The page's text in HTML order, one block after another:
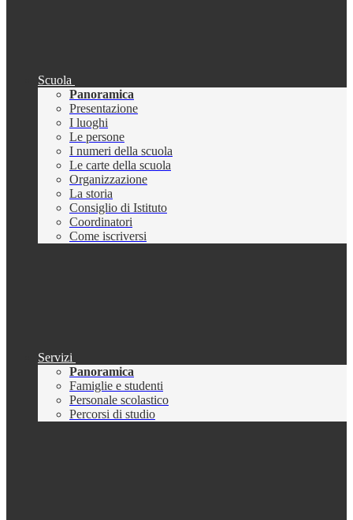
Scuola
Panoramica
Presentazione
I luoghi
Le persone
I numeri della scuola
Le carte della scuola
Organizzazione
La storia
Consiglio di Istituto
Coordinatori
Come iscriversi
Servizi
Panoramica
Famiglie e studenti
Personale scolastico
Percorsi di studio